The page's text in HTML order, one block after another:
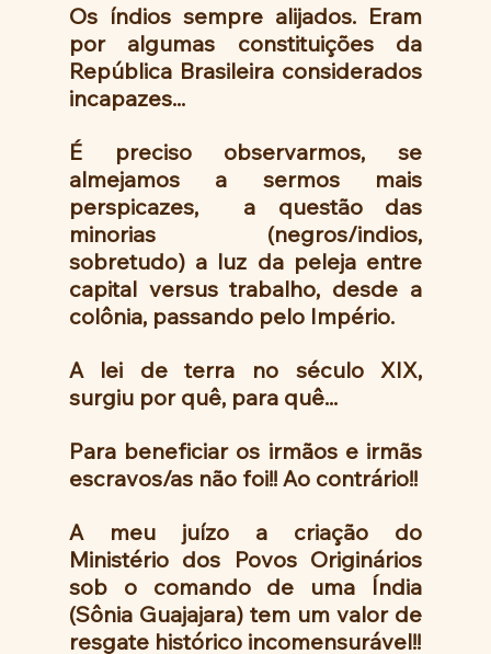
Os índios sempre alijados. Eram
por algumas constituições da
República Brasileira considerados
incapazes...
É preciso observarmos, se
almejamos a sermos mais
perspicazes,  a questão das
minorias (negros/indios,
sobretudo) a luz da peleja entre
capital versus trabalho, desde a
colônia, passando pelo Império.
A lei de terra no século XIX,
surgiu por quê, para quê...
Para beneficiar os irmãos e irmãs
escravos/as não foi!! Ao contrário!!
A meu juízo a criação do
Ministério dos Povos Originários
sob o comando de uma Índia
(Sônia Guajajara) tem um valor de
resgate histórico incomensurável!!